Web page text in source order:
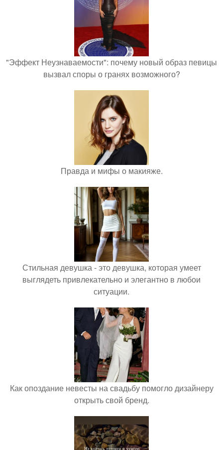
"Эффект Неузнаваемости": почему новый образ певицы
вызвал споры о гранях возможного?
Правда и мифы о макияже.
Стильная девушка - это девушка, которая умеет
выглядеть привлекательно и элегантно в любои
ситуации.
Как опоздание невесты на свадьбу помогло дизайнеру
открыть свой бренд.